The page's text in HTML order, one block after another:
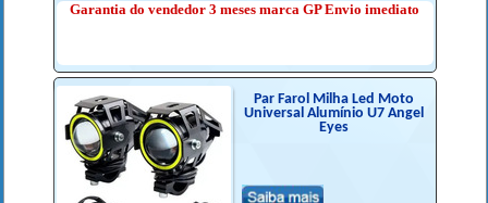
Garantia do vendedor 3 meses marca GP Envio imediato
Par Farol Milha Led Moto
Universal Alumínio U7 Angel
Eyes